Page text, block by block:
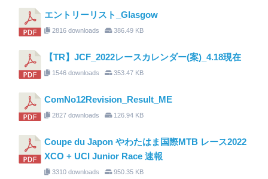
エントリーリスト_Glasgow
2816 downloads 386.49 KB
【TR】JCF_2022レースカレンダー(案)_4.18現在
1546 downloads 353.47 KB
ComNo12Revision_Result_ME
2827 downloads 126.94 KB
Coupe du Japon やわたはま国際MTB レース2022
XCO + UCI Junior Race 速報
3310 downloads 950.35 KB